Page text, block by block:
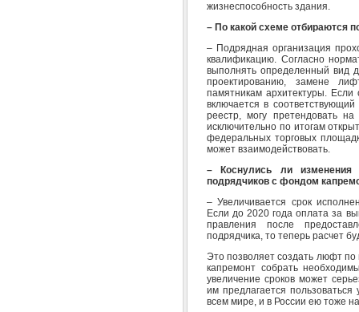
жизнеспособность здания.
– По какой схеме отбираются
– Подрядная организация
квалификацию. Согласно
выполнять определенный вид
проектированию, замене
памятникам архитектуры. Если
включается в
реестр, могу претендовать
исключительно по итогам
федеральных торговых
может взаимодействовать.
– Коснулись ли изменения
подрядчиков с фондом
– Увеличивается срок
Если до 2020 года оплата за
правления после
подрядчика, то теперь расчет
Это позволяет создать люфт по
капремонт собрать
увеличение сроков может
им предлагается
всем мире, и в России ею тоже